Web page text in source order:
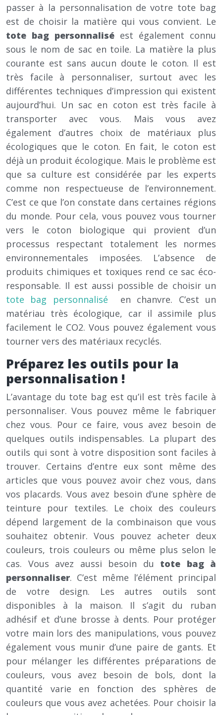
passer à la personnalisation de votre tote bag
est de choisir la matière qui vous convient. Le
tote bag personnalisé est également connu
sous le nom de sac en toile. La matière la plus
courante est sans aucun doute le coton. Il est
très facile à personnaliser, surtout avec les
différentes techniques d’impression qui existent
aujourd’hui. Un sac en coton est très facile à
transporter avec vous. Mais vous avez
également d’autres choix de matériaux plus
écologiques que le coton. En fait, le coton est
déjà un produit écologique. Mais le problème est
que sa culture est considérée par les experts
comme non respectueuse de l’environnement.
C’est ce que l’on constate dans certaines régions
du monde. Pour cela, vous pouvez vous tourner
vers le coton biologique qui provient d’un
processus respectant totalement les normes
environnementales imposées. L’absence de
produits chimiques et toxiques rend ce sac éco-
responsable. Il est aussi possible de choisir un
tote bag personnalisé en chanvre. C’est un
matériau très écologique, car il assimile plus
facilement le CO2. Vous pouvez également vous
tourner vers des matériaux recyclés.
Préparez les outils pour la
personnalisation !
L’avantage du tote bag est qu’il est très facile à
personnaliser. Vous pouvez même le fabriquer
chez vous. Pour ce faire, vous avez besoin de
quelques outils indispensables. La plupart des
outils qui sont à votre disposition sont faciles à
trouver. Certains d’entre eux sont même des
articles que vous pouvez avoir chez vous, dans
vos placards. Vous avez besoin d’une sphère de
teinture pour textiles. Le choix des couleurs
dépend largement de la combinaison que vous
souhaitez obtenir. Vous pouvez acheter deux
couleurs, trois couleurs ou même plus selon le
cas. Vous avez aussi besoin du tote bag à
personnaliser. C’est même l’élément principal
de votre design. Les autres outils sont
disponibles à la maison. Il s’agit du ruban
adhésif et d’une brosse à dents. Pour protéger
votre main lors des manipulations, vous pouvez
également vous munir d’une paire de gants. Et
pour mélanger les différentes préparations de
couleurs, vous avez besoin de bols, dont la
quantité varie en fonction des sphères de
couleurs que vous avez achetées. Pour choisir la